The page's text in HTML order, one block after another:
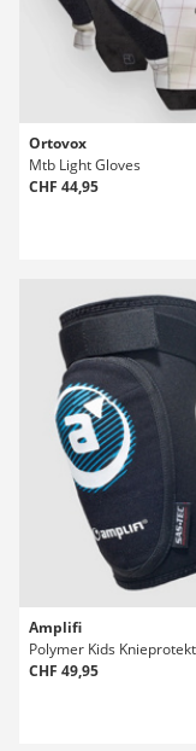
Ortovox
Mtb Light Gloves
CHF 44,95
Amplifi
Polymer Kids
CHF 49,95